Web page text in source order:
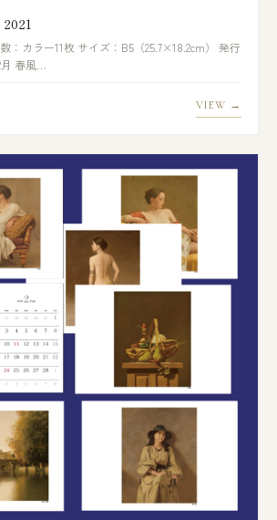
：カラー11枚 サイズ：B5（25.7×18.2cm） 発行
春風…
VIEW →